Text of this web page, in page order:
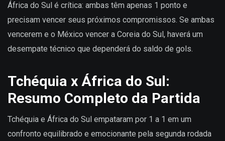
África do Sul é crítica: ambas têm apenas 1 ponto e
precisam vencer seus próximos compromissos. Se ambas
vencerem e o México vencer a Coreia do Sul, haverá um
desempate técnico que dependerá do saldo de gols.
Tchéquia x África do Sul:
Resumo Completo da Partida
Tchéquia e África do Sul empataram por 1 a 1 em um
confronto equilibrado e emocionante pela segunda rodada